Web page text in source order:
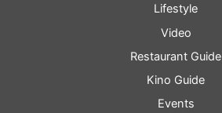
Lifestyle
Video
Restaurant Guide
Kino Guide
Events